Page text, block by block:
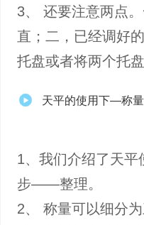
3、 还要注意两点
直；二，已经调好
托盘或者将两个托
天平的使用下—称
1、我们介绍了天
步——整理。
2、 称量可以细分